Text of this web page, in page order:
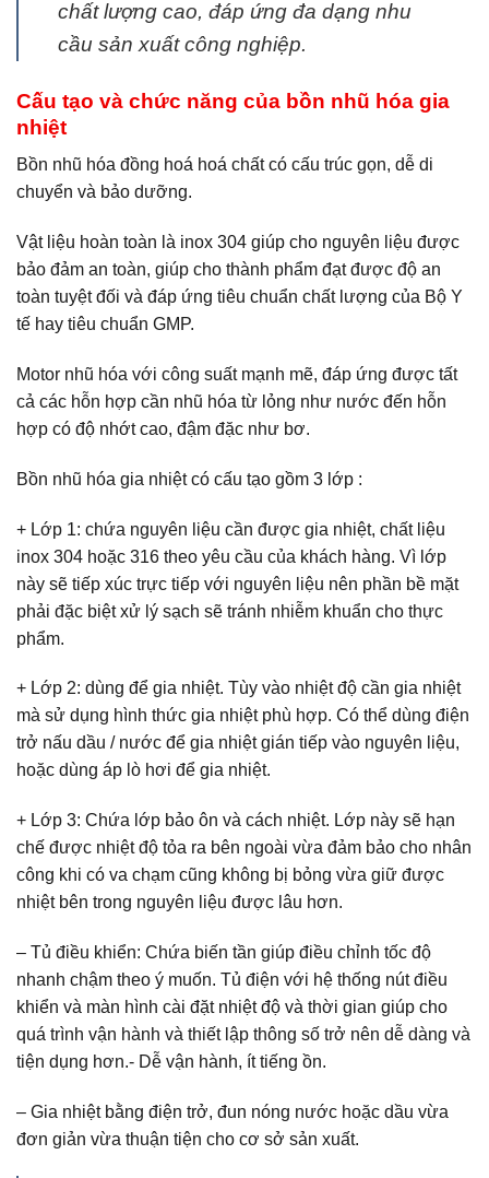
chất lượng cao, đáp ứng đa dạng nhu
cầu sản xuất công nghiệp.
Cấu tạo và chức năng của bồn nhũ hóa gia
nhiệt
Bồn nhũ hóa đồng hoá hoá chất có cấu trúc gọn, dễ di
chuyển và bảo dưỡng.
Vật liệu hoàn toàn là inox 304 giúp cho nguyên liệu được
bảo đảm an toàn, giúp cho thành phẩm đạt được độ an
toàn tuyệt đối và đáp ứng tiêu chuẩn chất lượng của Bộ Y
tế hay tiêu chuẩn GMP.
Motor nhũ hóa với công suất mạnh mẽ, đáp ứng được tất
cả các hỗn hợp cần nhũ hóa từ lỏng như nước đến hỗn
hợp có độ nhớt cao, đậm đặc như bơ.
Bồn nhũ hóa gia nhiệt có cấu tạo gồm 3 lớp :
+ Lớp 1: chứa nguyên liệu cần được gia nhiệt, chất liệu
inox 304 hoặc 316 theo yêu cầu của khách hàng. Vì lớp
này sẽ tiếp xúc trực tiếp với nguyên liệu nên phần bề mặt
phải đặc biệt xử lý sạch sẽ tránh nhiễm khuẩn cho thực
phẩm.
+ Lớp 2: dùng để gia nhiệt. Tùy vào nhiệt độ cần gia nhiệt
mà sử dụng hình thức gia nhiệt phù hợp. Có thể dùng điện
trở nấu dầu / nước để gia nhiệt gián tiếp vào nguyên liệu,
hoặc dùng áp lò hơi để gia nhiệt.
+ Lớp 3: Chứa lớp bảo ôn và cách nhiệt. Lớp này sẽ hạn
chế được nhiệt độ tỏa ra bên ngoài vừa đảm bảo cho nhân
công khi có va chạm cũng không bị bỏng vừa giữ được
nhiệt bên trong nguyên liệu được lâu hơn.
– Tủ điều khiển: Chứa biến tần giúp điều chỉnh tốc độ
nhanh chậm theo ý muốn. Tủ điện với hệ thống nút điều
khiển và màn hình cài đặt nhiệt độ và thời gian giúp cho
quá trình vận hành và thiết lập thông số trở nên dễ dàng và
tiện dụng hơn.- Dễ vận hành, ít tiếng ồn.
– Gia nhiệt bằng điện trở, đun nóng nước hoặc dầu vừa
đơn giản vừa thuận tiện cho cơ sở sản xuất.